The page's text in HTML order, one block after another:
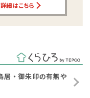
詳細はこちら
居・御朱印の有無や